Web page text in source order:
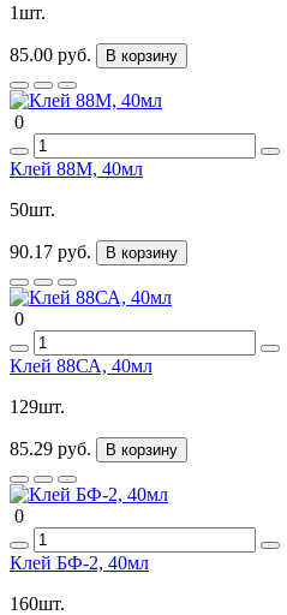
1шт.
85.00 руб. В корзину
0
Клей 88М, 40мл
50шт.
90.17 руб. В корзину
0
Клей 88СА, 40мл
129шт.
85.29 руб. В корзину
0
Клей БФ-2, 40мл
160шт.